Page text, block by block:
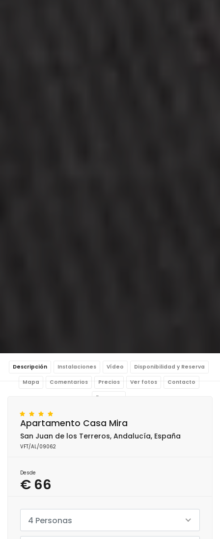
Descripción Instalaciones Vídeo Disponibilidad y Reserva
Mapa Comentarios Precios Ver fotos Contacto
Reservar
Apartamento Casa Mira
San Juan de los Terreros, Andalucía, España
VFT/AL/09062
Desde
€ 66
4 Personas